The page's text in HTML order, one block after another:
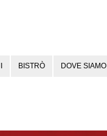
BISTRÒ DOVE SIAMO